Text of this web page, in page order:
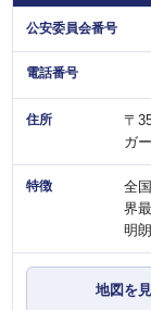
〒
ガ
全
界
明
地図を